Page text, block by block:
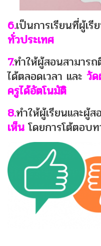
6.เป็นการเรียนที่ผู้เรี
ทั่วประเทศ
7.ทำให้ผู้สอนสามารถ
ได้ตลอดเวลา และ วั
ครูได้อัตโนมัติ
8.ทำให้ผู้เรียนและผู้ส
เห็น โดยการโต้ตอบ